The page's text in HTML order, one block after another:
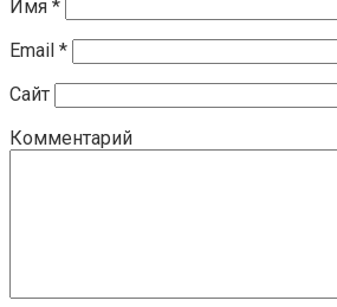
Имя *
Email *
Сайт
Комментарий